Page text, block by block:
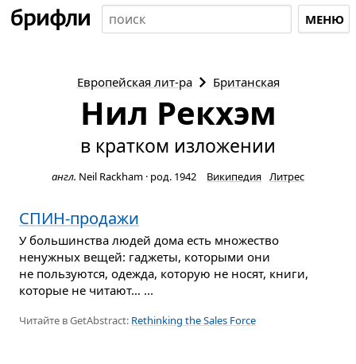
МЕНЮ
Европейская лит-ра Британская
Нил Рекхэм
в кратком изложении
англ. Neil Rackham · род. 1942 Википедия Литрес
СПИН-продажи
У большинства людей дома есть множество
ненужных вещей: гаджеты, которыми они
не пользуются, одежда, которую не носят, книги,
которые не читают… ...
Читайте в GetAbstract: Rethinking the Sales Force